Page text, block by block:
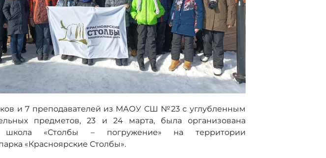
и 7 преподавателей из МАОУ СШ №23 с углубленным
предметов, 23 и 24 марта, была организована
школа «Столбы – погружение» на территории
«Красноярские Столбы».